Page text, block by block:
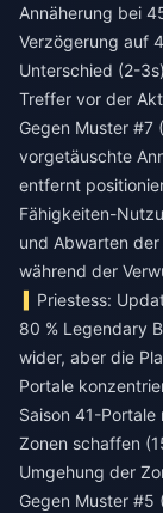
Annäherung bei
Verzögerung auf
Unterschied (2-
Treffer vor der
Gegen Muster #7
vorgetäuschte
entfernt
Fähigkeiten-
und Abwarten
während der
Priestess:
80 % Legendary
wider, aber die
Portale
Saison 41-
Zonen schaffen
Umgehung der
Gegen Muster #5